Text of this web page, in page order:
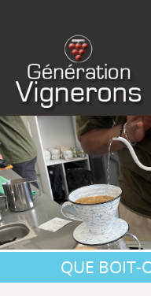
QUE BOIT-